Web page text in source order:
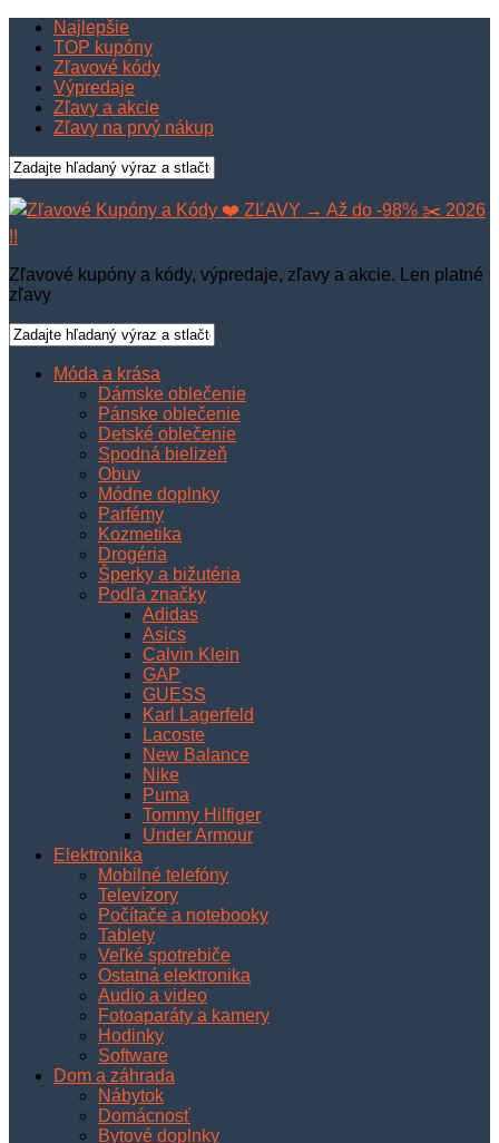
Najlepšie
TOP kupóny
Zľavové kódy
Výpredaje
Zľavy a akcie
Zľavy na prvý nákup
Zľavové kupóny a kódy, výpredaje, zľavy a akcie. Len platné
zľavy
Móda a krása
Dámske oblečenie
Pánske oblečenie
Detské oblečenie
Spodná bielizeň
Obuv
Módne doplnky
Parfémy
Kozmetika
Drogéria
Šperky a bižutéria
Podľa značky
Adidas
Asics
Calvin Klein
GAP
GUESS
Karl Lagerfeld
Lacoste
New Balance
Nike
Puma
Tommy Hilfiger
Under Armour
Elektronika
Mobilné telefóny
Televízory
Počítače a notebooky
Tablety
Veľké spotrebiče
Ostatná elektronika
Audio a video
Fotoaparáty a kamery
Hodinky
Software
Dom a záhrada
Nábytok
Domácnosť
Bytové doplnky